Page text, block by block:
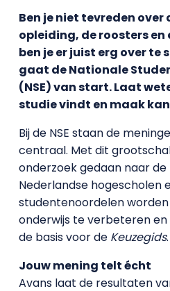
Ben je niet tevreden
opleiding, de roosters en
ben je er juist erg over te
gaat de Nationale
(NSE) van start. Laat
studie vindt en maak
Bij de NSE staan de
centraal. Met dit
onderzoek gedaan naar
Nederlandse hogescholen
studentenoordelen
onderwijs te verbeteren
de basis voor de Keuzegids.
Jouw mening telt écht
Avans laat de resultaten